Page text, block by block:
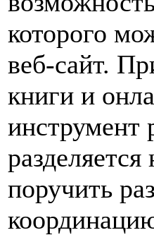
которого
веб-сайт.
книги и
инструмент
поручить